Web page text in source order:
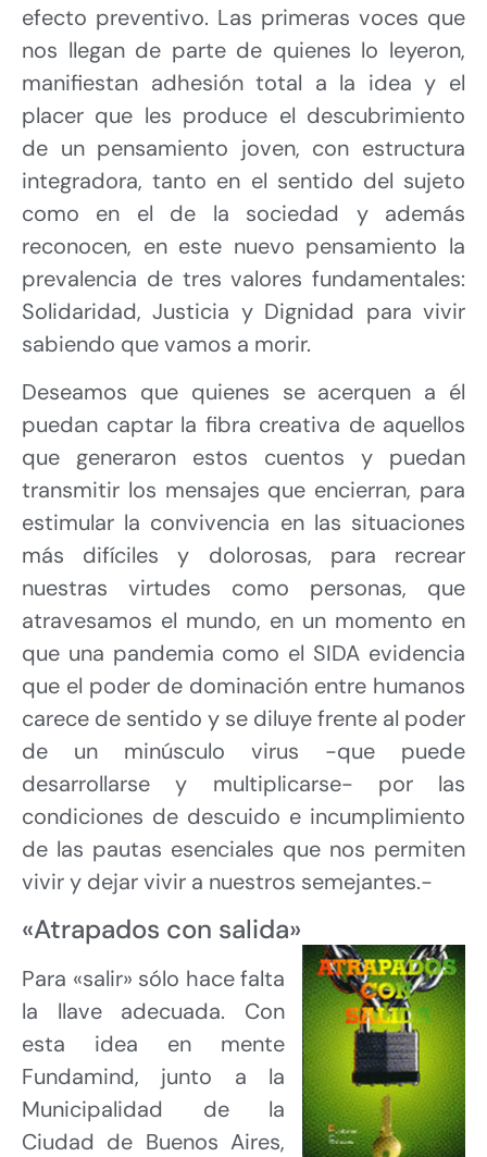
efecto preventivo. Las primeras voces que
nos llegan de parte de quienes lo leyeron,
manifiestan adhesión total a la idea y el
placer que les produce el descubrimiento
de un pensamiento joven, con estructura
integradora, tanto en el sentido del sujeto
como en el de la sociedad y además
reconocen, en este nuevo pensamiento la
prevalencia de tres valores fundamentales:
Solidaridad, Justicia y Dignidad para vivir
sabiendo que vamos a morir.
Deseamos que quienes se acerquen a él
puedan captar la fibra creativa de aquellos
que generaron estos cuentos y puedan
transmitir los mensajes que encierran, para
estimular la convivencia en las situaciones
más difíciles y dolorosas, para recrear
nuestras virtudes como personas, que
atravesamos el mundo, en un momento en
que una pandemia como el SIDA evidencia
que el poder de dominación entre humanos
carece de sentido y se diluye frente al poder
de un minúsculo virus -que puede
desarrollarse y multiplicarse- por las
condiciones de descuido e incumplimiento
de las pautas esenciales que nos permiten
vivir y dejar vivir a nuestros semejantes.-
«Atrapados con salida»
Para «salir» sólo hace falta
la llave adecuada. Con
esta idea en mente
Fundamind, junto a la
Municipalidad de la
Ciudad de Buenos Aires,